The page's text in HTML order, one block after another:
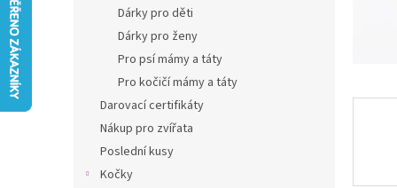
Dárky pro děti
Dárky pro ženy
Pro psí mámy a táty
Pro kočičí mámy a táty
Darovací certifikáty
Nákup pro zvířata
Poslední kusy
Kočky